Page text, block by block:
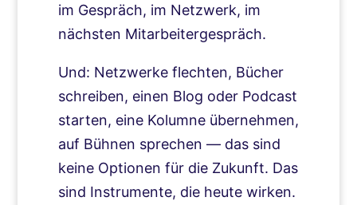
im Gespräch, im Netzwerk, im
nächsten Mitarbeitergespräch.
Und: Netzwerke flechten, Bücher
schreiben, einen Blog oder Podcast
starten, eine Kolumne übernehmen,
auf Bühnen sprechen — das sind
keine Optionen für die Zukunft. Das
sind Instrumente, die heute wirken.